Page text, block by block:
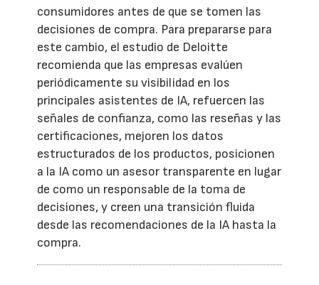
consumidores antes de que se tomen las
decisiones de compra. Para prepararse para
este cambio, el estudio de Deloitte
recomienda que las empresas evalúen
periódicamente su visibilidad en los
principales asistentes de IA, refuercen las
señales de confianza, como las reseñas y las
certificaciones, mejoren los datos
estructurados de los productos, posicionen
a la IA como un asesor transparente en lugar
de como un responsable de la toma de
decisiones, y creen una transición fluida
desde las recomendaciones de la IA hasta la
compra.